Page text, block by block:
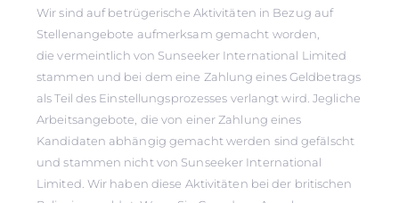
Wir sind auf betrügerische Aktivitäten in Bezug auf
Stellenangebote aufmerksam gemacht worden,
die vermeintlich von Sunseeker International Limited
stammen und bei dem eine Zahlung eines Geldbetrags
als Teil des Einstellungsprozesses verlangt wird. Jegliche
Arbeitsangebote, die von einer Zahlung eines
Kandidaten abhängig gemacht werden sind gefälscht
und stammen nicht von Sunseeker International
Limited. Wir haben diese Aktivitäten bei der britischen